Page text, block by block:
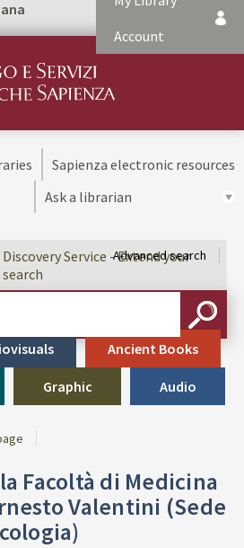
Account
Sapienza electronic resources
Ask a librarian
Discovery Service - Extend your
search
Ancient Books
Graphic Audio
Advanced search
Facoltà di Medicina
Valentini (Sede